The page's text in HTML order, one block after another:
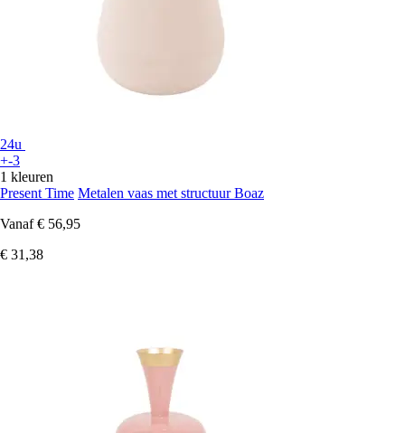
24u
+-3
1 kleuren
Present Time Metalen vaas met structuur Boaz
Vanaf € 56,95
€ 31,38